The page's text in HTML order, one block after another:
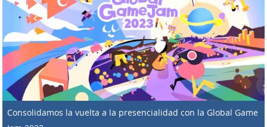
Consolidamos la vuelta a la presencialidad con la Global Game